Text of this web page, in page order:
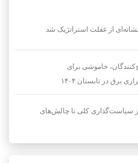
نشانه‌ای از غفلت استراتژیک شد
خاموشی برای
برق در تابستان ۱۴۰۴
سیاست‌گذاری کلی تا چالش‌های